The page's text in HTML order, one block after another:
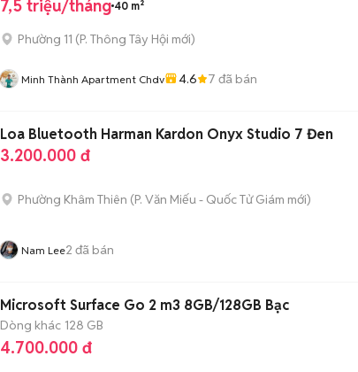
7,5 triệu/tháng 40 m²
Phường 11 (P. Thông Tây Hội mới)
Minh Thành Apartment Chdv 4.6 7 đã bán
Loa Bluetooth Harman Kardon Onyx Studio 7 Đen
3.200.000 đ
Phường Khâm Thiên (P. Văn Miếu - Quốc Tử Giám mới)
Nam Lee2 đã bán
Microsoft Surface Go 2 m3 8GB/128GB Bạc
Dòng khác 128 GB
4.700.000 đ